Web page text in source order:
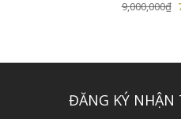
9,000,000₫
ĐĂNG KÝ NHẬN